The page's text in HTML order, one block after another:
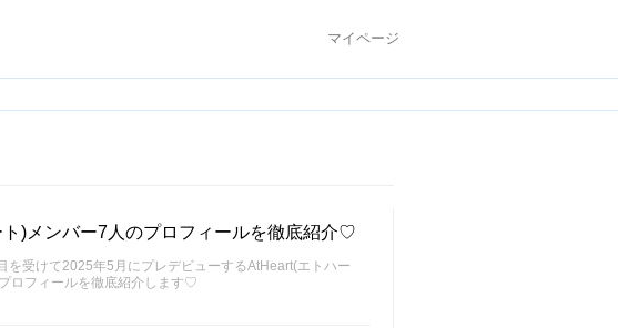
マイページ
)メンバー7人のプロフィールを徹底紹介♡
を受けて2025年5月にプレデビューするAtHeart(エトハー
ロフィールを徹底紹介します♡